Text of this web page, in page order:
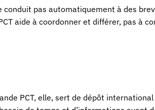
pas automatiquement à des
aide à coordonner et différer, pas à
PCT, elle, sert de dépôt